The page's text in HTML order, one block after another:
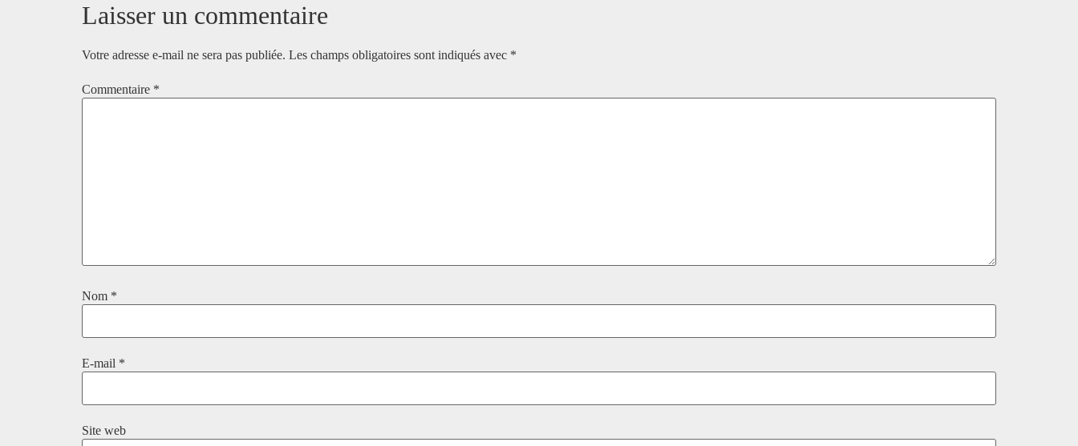
Laisser un commentaire
Votre adresse e-mail ne sera pas publiée. Les champs obligatoires sont indiqués avec *
Commentaire *
Nom *
E-mail *
Site web